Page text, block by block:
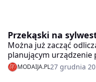
Przekąski na
Można już zacząć
planującym urządzenie
się ciekawe pomysły na
przekąski. Dowiedz się
MODAIJA.PL27 grudnia